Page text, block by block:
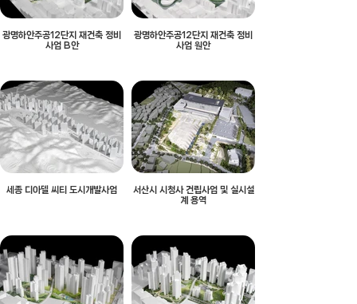
광명하안주공12단지 재건축 정비
사업 B안
광명하안주공12단지 재건축 정비
사업 원안
세종 디아델 씨티 도시개발사업
서산시 시청사 건립사업 및 실시설
계 용역